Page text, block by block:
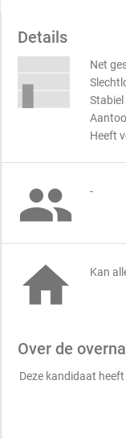
Details
Net
Stabiel
Heeft
 -
 Kan
Over de
Deze kandidaat